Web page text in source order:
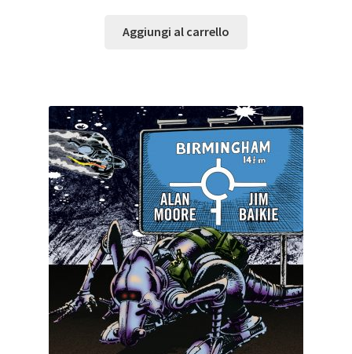
Aggiungi al carrello